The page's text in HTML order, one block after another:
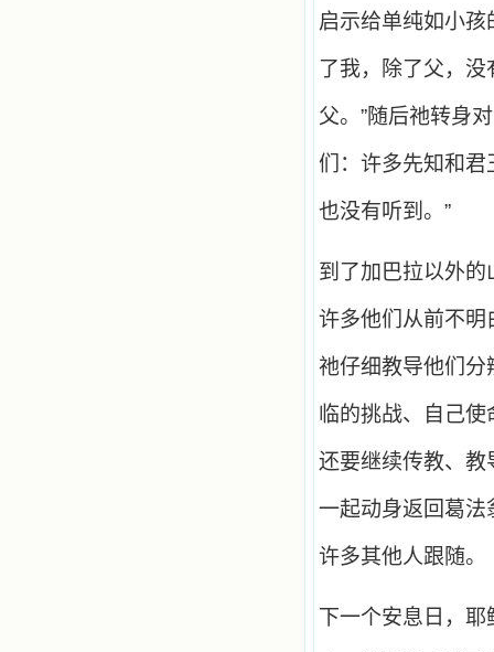
启示给单纯如小
了我，除了父，
父。”随后祂转身
们：许多先知和君
也没有听到。”
到了加巴拉以外
许多他们从前不明
祂仔细教导他们分
临的挑战、自己
还要继续传教、教
一起动身返回葛法
许多其他人跟随。
下一个安息日，